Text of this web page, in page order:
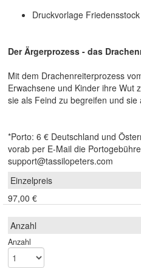
Druckvorlage
Der Ärgerprozess - das
Mit dem Drachenreiterprozess
Erwachsene und Kinder ihre Wut
sie als Feind zu begreifen und sie
*Porto: 6 € Deutschland und
vorab per E-Mail die
support@tassilopeters.com
97,00 €
Anzahl